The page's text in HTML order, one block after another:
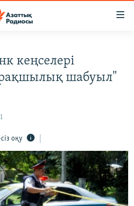
кеңселері
шабуыл"
оқу